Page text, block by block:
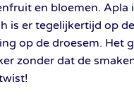
en bloemen. Apla
is er tegelijkertijd op
op de droesem. Het
zonder dat de